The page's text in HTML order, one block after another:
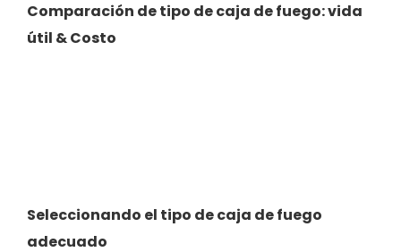
Comparación de tipo de caja de fuego: vida
útil & Costo
Seleccionando el tipo de caja de fuego
adecuado